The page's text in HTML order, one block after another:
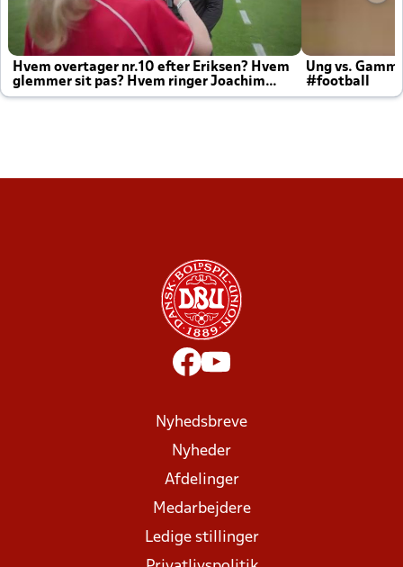
Hvem overtager nr.10 efter Eriksen? Hvem
glemmer sit pas? Hvem ringer Joachim
altid til efter kampe?
Ung vs.
#football
Nyhedsbreve
Nyheder
Afdelinger
Medarbejdere
Ledige stillinger